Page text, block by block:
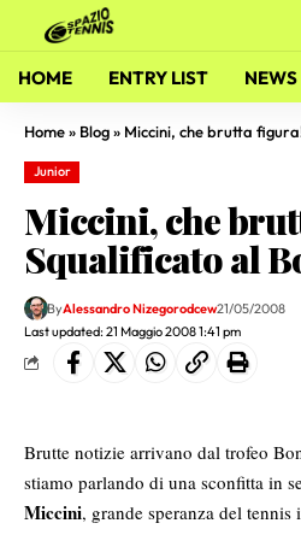
HOME ENTRY LIST NEWS
Home» Blog» Miccini, che brutta
Junior
Miccini, che
Squalificato al
Last updated: 21 Maggio 2008 1:41 pm
ByAlessandro Nizegorodcew21/05/2008
Brutte notizie arrivano dal trofeo
stiamo parlando di una sconfitta in
Miccini, grande speranza del